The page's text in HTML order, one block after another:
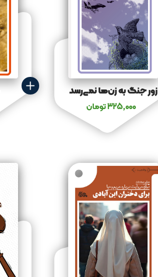
زور جنگ به زن‌ها نمی‌رسد
325,000تومان